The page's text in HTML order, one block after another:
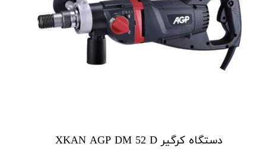
دستگاه کرگیر XKAN AGP DM 52 D